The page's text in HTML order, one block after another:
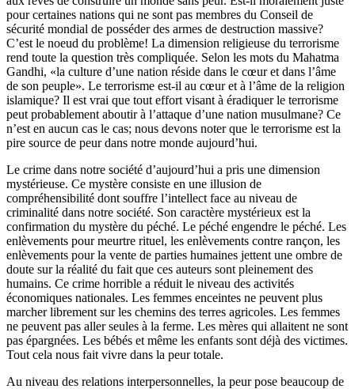
pour certaines nations qui ne sont pas membres du Conseil de
sécurité mondial de posséder des armes de destruction massive?
C’est le noeud du problème! La dimension religieuse du terrorisme
rend toute la question très compliquée. Selon les mots du Mahatma
Gandhi, «la culture d’une nation réside dans le cœur et dans l’âme
de son peuple». Le terrorisme est-il au cœur et à l’âme de la religion
islamique? Il est vrai que tout effort visant à éradiquer le terrorisme
peut probablement aboutir à l’attaque d’une nation musulmane? Ce
n’est en aucun cas le cas; nous devons noter que le terrorisme est la
pire source de peur dans notre monde aujourd’hui.
Le crime dans notre société d’aujourd’hui a pris une dimension
mystérieuse. Ce mystère consiste en une illusion de
compréhensibilité dont souffre l’intellect face au niveau de
criminalité dans notre société. Son caractère mystérieux est la
confirmation du mystère du péché. Le péché engendre le péché. Les
enlèvements pour meurtre rituel, les enlèvements contre rançon, les
enlèvements pour la vente de parties humaines jettent une ombre de
doute sur la réalité du fait que ces auteurs sont pleinement des
humains. Ce crime horrible a réduit le niveau des activités
économiques nationales. Les femmes enceintes ne peuvent plus
marcher librement sur les chemins des terres agricoles. Les femmes
ne peuvent pas aller seules à la ferme. Les mères qui allaitent ne sont
pas épargnées. Les bébés et même les enfants sont déjà des victimes.
Tout cela nous fait vivre dans la peur totale.
Au niveau des relations interpersonnelles, la peur pose beaucoup de